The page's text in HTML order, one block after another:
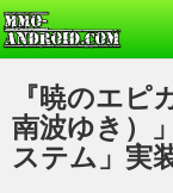
『暁のエピ
南波ゆき）
ステム」実